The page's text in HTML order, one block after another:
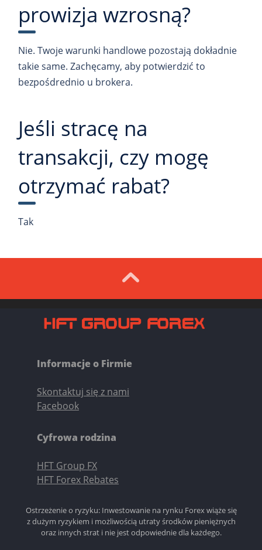
prowizja wzrosną?
Nie. Twoje warunki handlowe pozostają dokładnie
takie same. Zachęcamy, aby potwierdzić to
bezpośdrednio u brokera.
Jeśli stracę na
transakcji, czy mogę
otrzymać rabat?
Tak
Informacje o Firmie
Skontaktuj się z nami
Facebook
Cyfrowa rodzina
HFT Group FX
HFT Forex Rebates
Ostrzeżenie o ryzyku: Inwestowanie na rynku Forex wiąże się
z dużym ryzykiem i możliwością utraty środków pieniężnych
oraz innych strat i nie jest odpowiednie dla każdego.